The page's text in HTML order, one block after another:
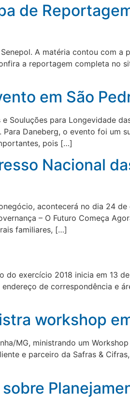
de
A matéria contou com
a reportagem completa no
em São
Souluções para Longevidade
Daneberg, o evento foi um
pois […]
Nacional
acontecerá no dia 24 de
– O Futuro Começa
familiares, […]
do exercício 2018 inicia em 13
de correspondência e
workshop
MG, ministrando um
e parceiro da Safras &